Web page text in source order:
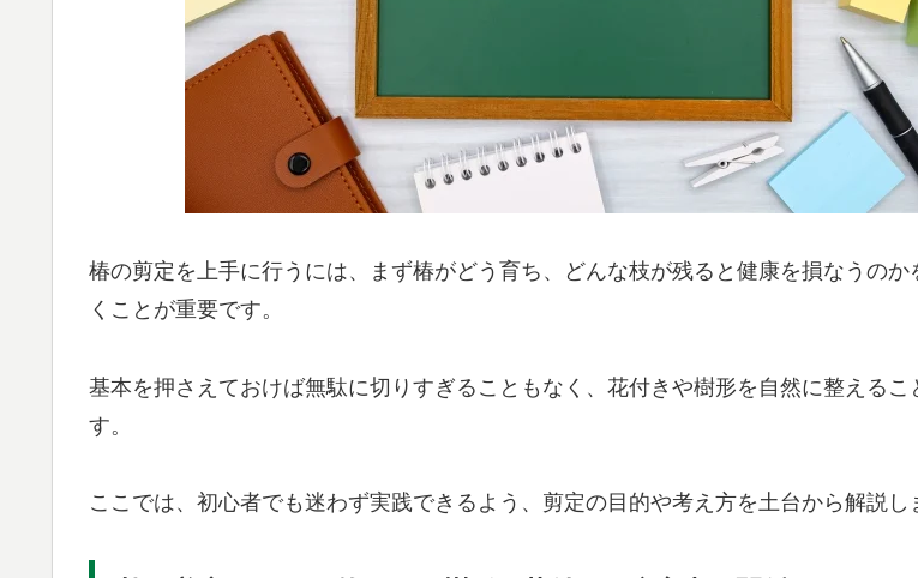
椿の剪定を上手に行うには、まず椿がどう育ち、どんな枝が残ると健康を損なうのか
くことが重要です。
基本を押さえておけば無駄に切りすぎることもなく、花付きや樹形を自然に整えるこ
す。
ここでは、初心者でも迷わず実践できるよう、剪定の目的や考え方を土台から解説し